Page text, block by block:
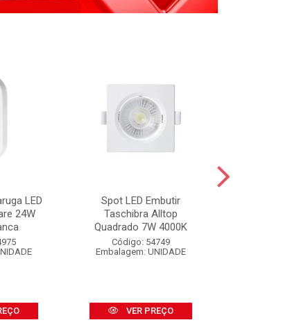
LED
24W
Spot LED Embutir
Taschibra Alltop
Quadrado 7W 4000K
Código: 54749
Embalagem: UNIDADE
VER PREÇO